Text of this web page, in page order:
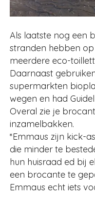
Als laatste nog een
stranden hebben
meerdere eco-
Daarnaast
supermarkten
wegen en had
Overal zie je
inzamelbakken.
*Emmaus zijn kick-
die minder te
hun huisraad ed bij
een brocante te
Emmaus echt iets